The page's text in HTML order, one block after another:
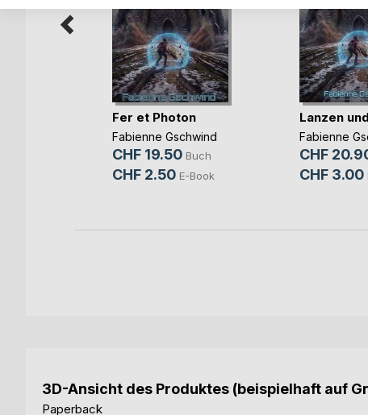
Fer et Photon
Fabienne Gschwind
CHF 19.50 Buch
CHF 2.50 E-Book
Lanzen
Fabienne
CHF
CHF 3.00
3D-Ansicht des Produktes (beispielhaft auf
Paperback